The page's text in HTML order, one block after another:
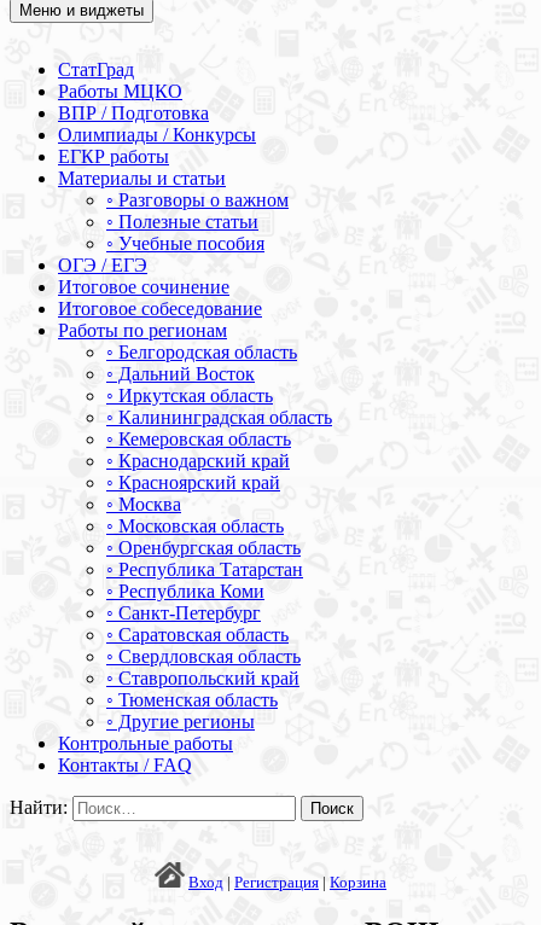
Академия СОВА
Подготовка к ЕГЭ, ОГЭ, ВПР, МЦКО, СтатГрад, КДР, ВОШ,
Меню и виджеты
СтатГрад
Работы МЦКО
ВПР / Подготовка
Олимпиады / Конкурсы
ЕГКР работы
Материалы и статьи
◦ Разговоры о важном
◦ Полезные статьи
◦ Учебные пособия
ОГЭ / ЕГЭ
Итоговое сочинение
Итоговое собеседование
Работы по регионам
◦ Белгородская область
◦ Дальний Восток
◦ Иркутская область
◦ Калининградская область
◦ Кемеровская область
◦ Краснодарский край
◦ Красноярский край
◦ Москва
◦ Московская область
◦ Оренбургская область
◦ Республика Татарстан
◦ Республика Коми
◦ Санкт-Петербург
◦ Саратовская область
◦ Свердловская область
◦ Ставропольский край
◦ Тюменская область
◦ Другие регионы
Контрольные работы
Контакты / FAQ
Найти:
Вход | Регистрация | Корзина